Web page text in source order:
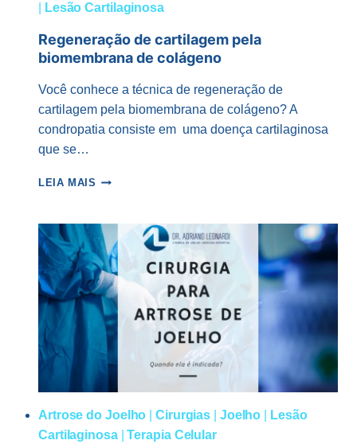
Lesão Cartilaginosa
Regeneração de cartilagem pela
biomembrana de colágeno
Você conhece a técnica de regeneração de
cartilagem pela biomembrana de colágeno? A
condropatia consiste em uma doença cartilaginosa
que se…
LEIA MAIS REGENERAÇÃO
PELA
BIOMEMBRANA
DE
COLÁGENO
Artrose do Joelho |Cirurgias Joelho
Lesão
Cartilaginosa|Terapia Celular